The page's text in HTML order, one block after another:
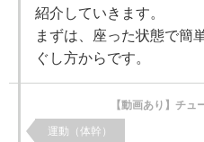
紹介していきます。
まずは、座った状態で簡
ぐし方からです。
【動画あり】チ
運動（体幹）